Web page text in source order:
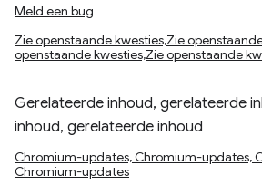
Meld een bug
Zie openstaande kwesties,Zie
openstaande kwesties,Zie openstaande
Gerelateerde inhoud, gerelateerde
inhoud, gerelateerde inhoud
Chromium-updates, Chromium-updates,
Chromium-updates